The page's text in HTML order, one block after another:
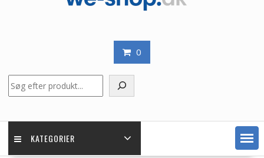
0
KATEGORIER